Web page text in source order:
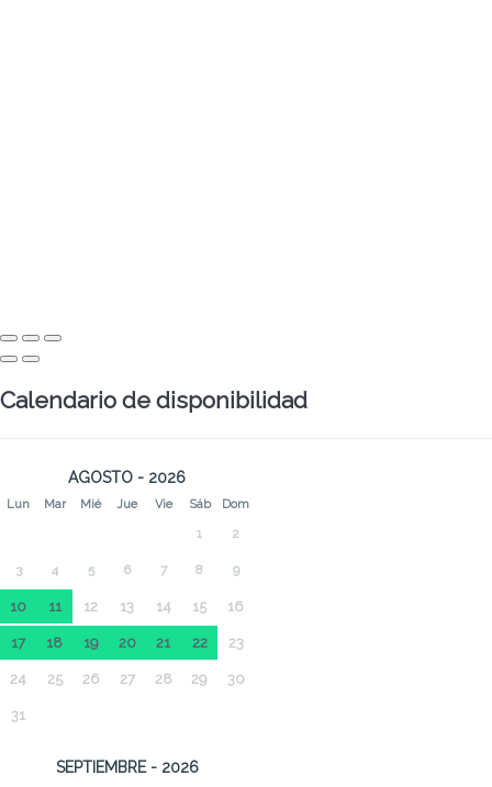
Calendario de disponibilidad
AGOSTO - 2026
Lun Mar Mié Jue Vie Sáb Dom
1 2
3 4 5 6 7 8 9
10 11 12 13 14 15 16
17 18 19 20 21 22 23
24 25 26 27 28 29 30
31
SEPTIEMBRE - 2026